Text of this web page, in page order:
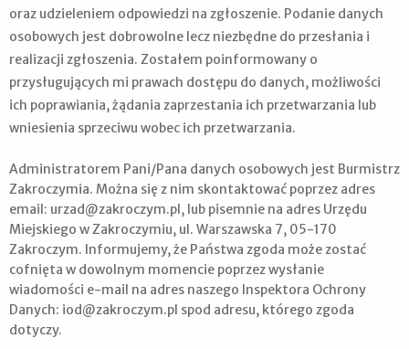
oraz udzieleniem odpowiedzi na zgłoszenie. Podanie danych
osobowych jest dobrowolne lecz niezbędne do przesłania i
realizacji zgłoszenia. Zostałem poinformowany o
przysługujących mi prawach dostępu do danych, możliwości
ich poprawiania, żądania zaprzestania ich przetwarzania lub
wniesienia sprzeciwu wobec ich przetwarzania.
Administratorem Pani/Pana danych osobowych jest Burmistrz
Zakroczymia. Można się z nim skontaktować poprzez adres
email: urzad@zakroczym.pl, lub pisemnie na adres Urzędu
Miejskiego w Zakroczymiu, ul. Warszawska 7, 05-170
Zakroczym. Informujemy, że Państwa zgoda może zostać
cofnięta w dowolnym momencie poprzez wysłanie
wiadomości e-mail na adres naszego Inspektora Ochrony
Danych: iod@zakroczym.pl spod adresu, którego zgoda
dotyczy.